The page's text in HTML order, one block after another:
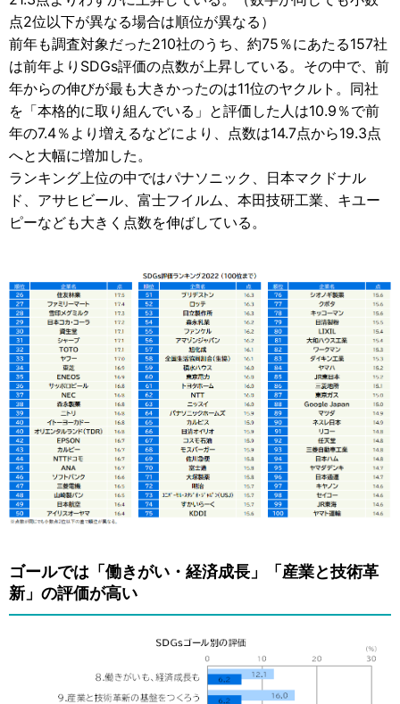
点2位以下が異なる場合は順位が異なる）
前年も調査対象だった210社のうち、約75％にあたる157社
は前年よりSDGs評価の点数が上昇している。その中で、前
年からの伸びが最も大きかったのは11位のヤクルト。同社
を「本格的に取り組んでいる」と評価した人は10.9％で前
年の7.4％より増えるなどにより、点数は14.7点から19.3点
へと大幅に増加した。
ランキング上位の中ではパナソニック、日本マクドナル
ド、アサヒビール、富士フイルム、本田技研工業、キユー
ピーなども大きく点数を伸ばしている。
ゴールでは「働きがい・経済成長」「産業と技術革
新」の評価が高い